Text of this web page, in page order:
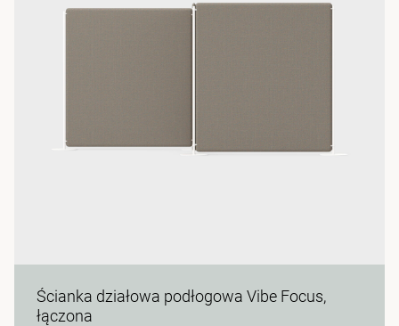
Ścianka działowa podłogowa Vibe Focus,
łączona